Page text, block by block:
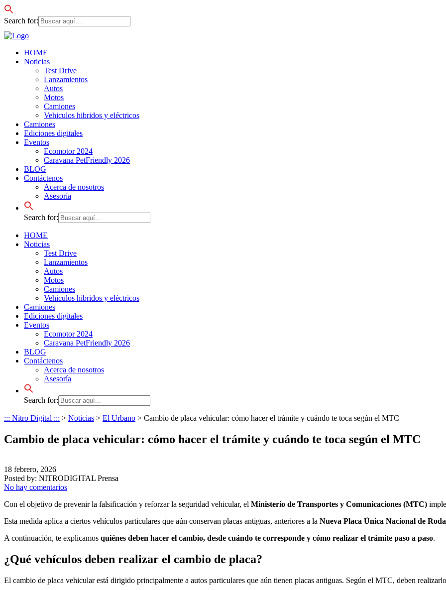
Search for:
HOME
Noticias
Test Drive
Lanzamientos
Autos
Motos
Camiones
Vehiculos hibridos y eléctricos
Camiones
Ediciones digitales
Eventos
Ecomotor 2024
Caravana PetFriendly 2026
BLOG
Contáctenos
Acerca de nosotros
Asesoría
Search for:
HOME
Noticias
Test Drive
Lanzamientos
Autos
Motos
Camiones
Vehiculos hibridos y eléctricos
Camiones
Ediciones digitales
Eventos
Ecomotor 2024
Caravana PetFriendly 2026
BLOG
Contáctenos
Acerca de nosotros
Asesoría
Search for:
::: Nitro Digital ::: > Noticias > El Urbano > Cambio de placa vehicular: cómo hacer el trámite y cuándo te toca según el MTC
Cambio de placa vehicular: cómo hacer el trámite y cuándo te toca según el MTC
18 febrero, 2026
Posted by: NITRODIGITAL Prensa
No hay comentarios
Con el objetivo de prevenir la falsificación y reforzar la seguridad vehicular, el Ministerio de Transportes y Comunicaciones (MTC)
Esta medida aplica a ciertos vehículos particulares que aún conservan placas antiguas, anteriores a la Nueva Placa Única Nacional de
A continuación, te explicamos quiénes deben hacer el cambio, desde cuándo te corresponde y cómo realizar el trámite paso a paso.
¿Qué vehículos deben realizar el cambio de placa?
El cambio de placa vehicular está dirigido principalmente a autos particulares que aún tienen placas antiguas. Según el MTC, deben